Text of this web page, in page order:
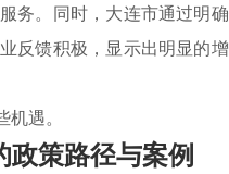
务。同时，大连市通过明确
反馈积极，显示出明显的
遇。
政策路径与案例